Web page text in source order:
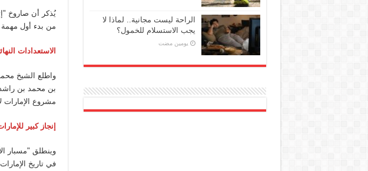
من بدء أول
الاستعدادات
واطلع الشيخ
بن محمد بن راشد
مشروع الإمارات
إنجاز كبير
وينطلق "مسبار
في تاريخ
الراحة ليست مجانية.. لماذا لا
يجب الاستسلام للخمول؟
‏يومين مضت